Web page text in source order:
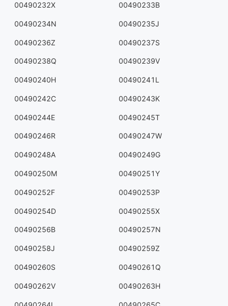
00490232X 00490233B
00490234N 00490235J
00490236Z 00490237S
00490238Q 00490239V
00490240H 00490241L
00490242C 00490243K
00490244E 00490245T
00490246R 00490247W
00490248A 00490249G
00490250M 00490251Y
00490252F 00490253P
00490254D 00490255X
00490256B 00490257N
00490258J 00490259Z
00490260S 00490261Q
00490262V 00490263H